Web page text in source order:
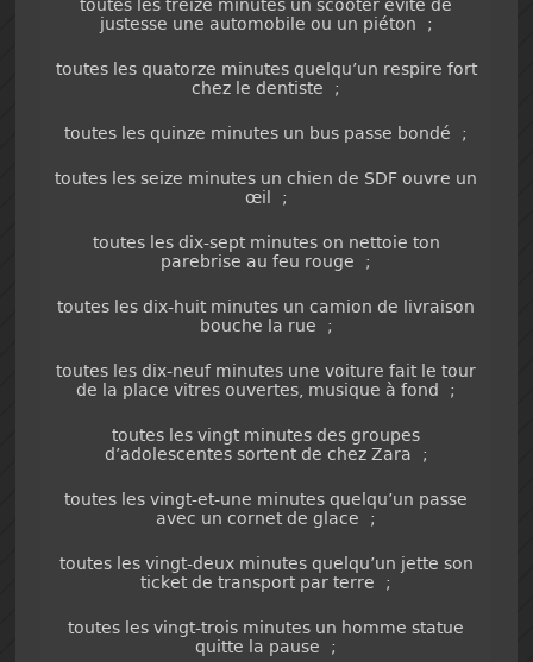
toutes les treize minutes un scooter évite de
justesse une automobile ou un piéton ;
toutes les quatorze minutes quelqu’un respire fort
chez le dentiste ;
toutes les quinze minutes un bus passe bondé ;
toutes les seize minutes un chien de SDF ouvre un
œil ;
toutes les dix-sept minutes on nettoie ton
parebrise au feu rouge ;
toutes les dix-huit minutes un camion de livraison
bouche la rue ;
toutes les dix-neuf minutes une voiture fait le tour
de la place vitres ouvertes, musique à fond ;
toutes les vingt minutes des groupes
d’adolescentes sortent de chez Zara ;
toutes les vingt-et-une minutes quelqu’un passe
avec un cornet de glace ;
toutes les vingt-deux minutes quelqu’un jette son
ticket de transport par terre ;
toutes les vingt-trois minutes un homme statue
quitte la pause ;